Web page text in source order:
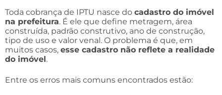
Toda cobrança de IPTU nasce do cadastro do imóvel
na prefeitura. É ele que define metragem, área
construída, padrão construtivo, ano de construção,
tipo de uso e valor venal. O problema é que, em
muitos casos, esse cadastro não reflete a realidade
do imóvel.
Entre os erros mais comuns encontrados estão: